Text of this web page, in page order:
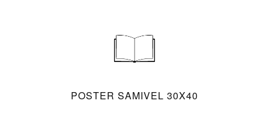
POSTER SAMIVEL 30X40